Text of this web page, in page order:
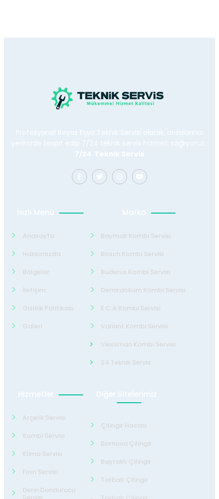
Profesyonel Beyaz Eşya Teknik Servisi olarak, arızalarınızı
yerinizde tespit edip 7/24 teknik servis hizmeti sağlıyoruz.
7/24 Teknik Servis
Hızlı Menü
Anasayfa
Hakkımızda
Bölgeler
İletişim
Gizlilik Politikası
Galeri
Marka
Baymak Kombi Servisi
Bosch Kombi Servisi
Buderus Kombi Servisi
Demirdöküm Kombi Servisi
E.C.A Kombi Servisi
Valiant Kombi Servisi
Viessman Kombi Servisi
24 Teknik Servis
Hizmetler
Arçelik Servisi
Kombi Servisi
Klima Servisi
Fırın Servisi
Derin Dondurucu
Diğer Sitelerimiz
Çilingir Hocası
Bornova Çilingir
Bayraklı Çilingir
Torbalı Çilingir